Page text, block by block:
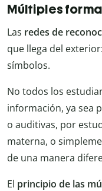
Múltiples
Las redes de
que llega del
símbolos.
No todos los
información, ya sea
o auditivas, por
materna, o
de una manera
El principio de las